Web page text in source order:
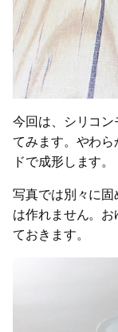
今回は、シリコ
てみます。やわ
ドで成形します。
写真では別々に
は作れません。
ておきます。